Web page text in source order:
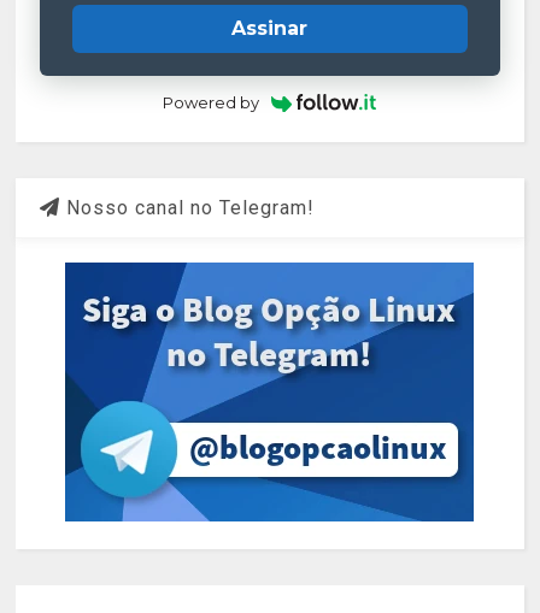
Assinar
Powered by
Nosso canal no Telegram!